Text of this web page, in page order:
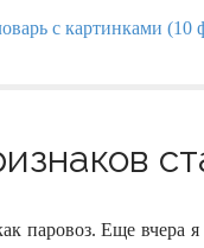
паровоз. Еще вчера